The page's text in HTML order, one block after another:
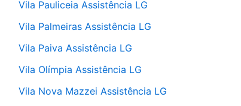
Vila Pauliceia Assistência LG
Vila Palmeiras Assistência LG
Vila Paiva Assistência LG
Vila Olímpia Assistência LG
Vila Nova Mazzei Assistência LG